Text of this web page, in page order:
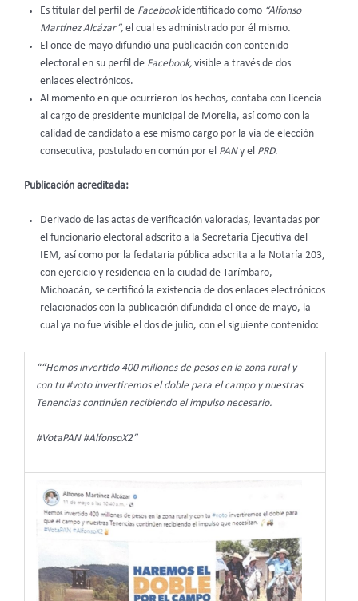
Es titular del perfil de Facebookidentificado como “Alfonso
Martínez Alcázar”, el cual es administrado por él mismo.
El once de mayo difundió una publicación con contenido
electoral en su perfil de Facebook, visible a través de dos
enlaces electrónicos.
Al momento en que ocurrieron los hechos, contaba con licencia
al cargo de presidente municipal de Morelia, así como con la
calidad de candidato a ese mismo cargo por la vía de elección
consecutiva, postulado en común por el PANy el PRD.
Publicación acreditada:
Derivado de las actas de verificación valoradas, levantadas por
el funcionario electoral adscrito a la Secretaría Ejecutiva del
IEM, así como por la fedataria pública adscrita a la Notaría 203,
con ejercicio y residencia en la ciudad de Tarímbaro,
Michoacán, se certificó la existencia de dos enlaces electrónicos
relacionados con la publicación difundida el once de mayo, la
cual ya no fue visible el dos de julio, con el siguiente contenido:
““Hemos invertido 400 millones de pesos en la zona rural y
con tu #voto invertiremos el doble para el campo y nuestras
Tenencias continúen recibiendo el impulso necesario.
#VotaPAN #AlfonsoX2”